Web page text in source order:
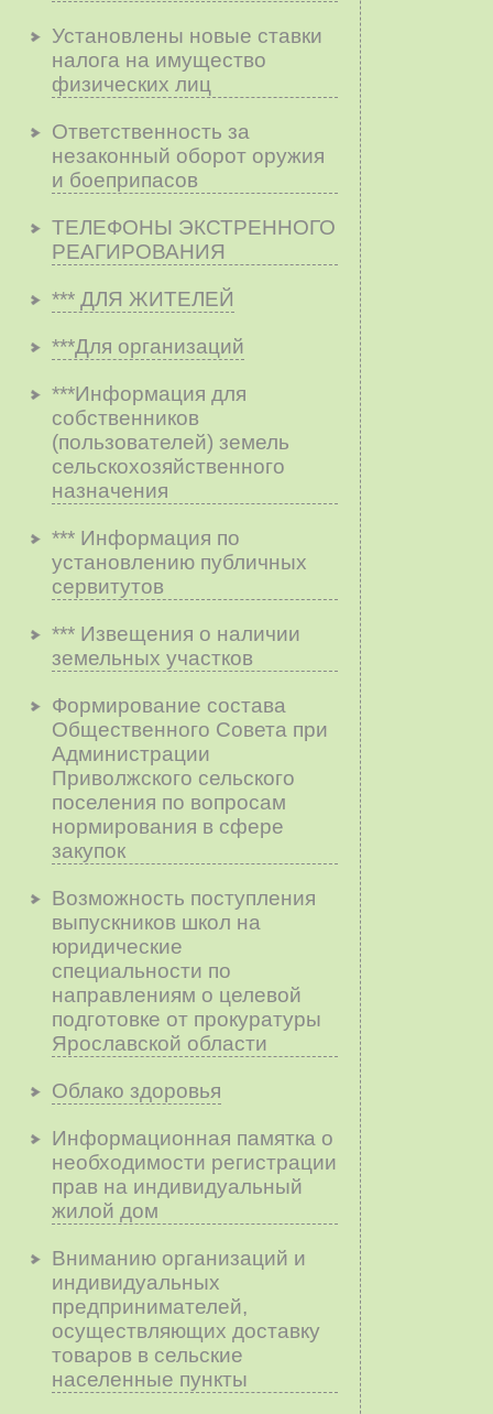
Установлены новые ставки
налога на имущество
физических лиц
Ответственность за
незаконный оборот оружия
и боеприпасов
ТЕЛЕФОНЫ ЭКСТРЕННОГО
РЕАГИРОВАНИЯ
*** ДЛЯ ЖИТЕЛЕЙ
***Для организаций
***Информация для
собственников
(пользователей) земель
сельскохозяйственного
назначения
*** Информация по
установлению публичных
сервитутов
*** Извещения о наличии
земельных участков
Формирование состава
Общественного Совета при
Администрации
Приволжского сельского
поселения по вопросам
нopмиpoвaния в cфepe
зaкyпoк
Возможность поступления
выпускников школ на
юридические
специальности по
направлениям о целевой
подготовке от прокуратуры
Ярославской области
Облако здоровья
Информационная памятка о
необходимости регистрации
прав на индивидуальный
жилой дом
Вниманию организаций и
индивидуальных
предпринимателей,
осуществляющих доставку
товаров в сельские
населенные пункты